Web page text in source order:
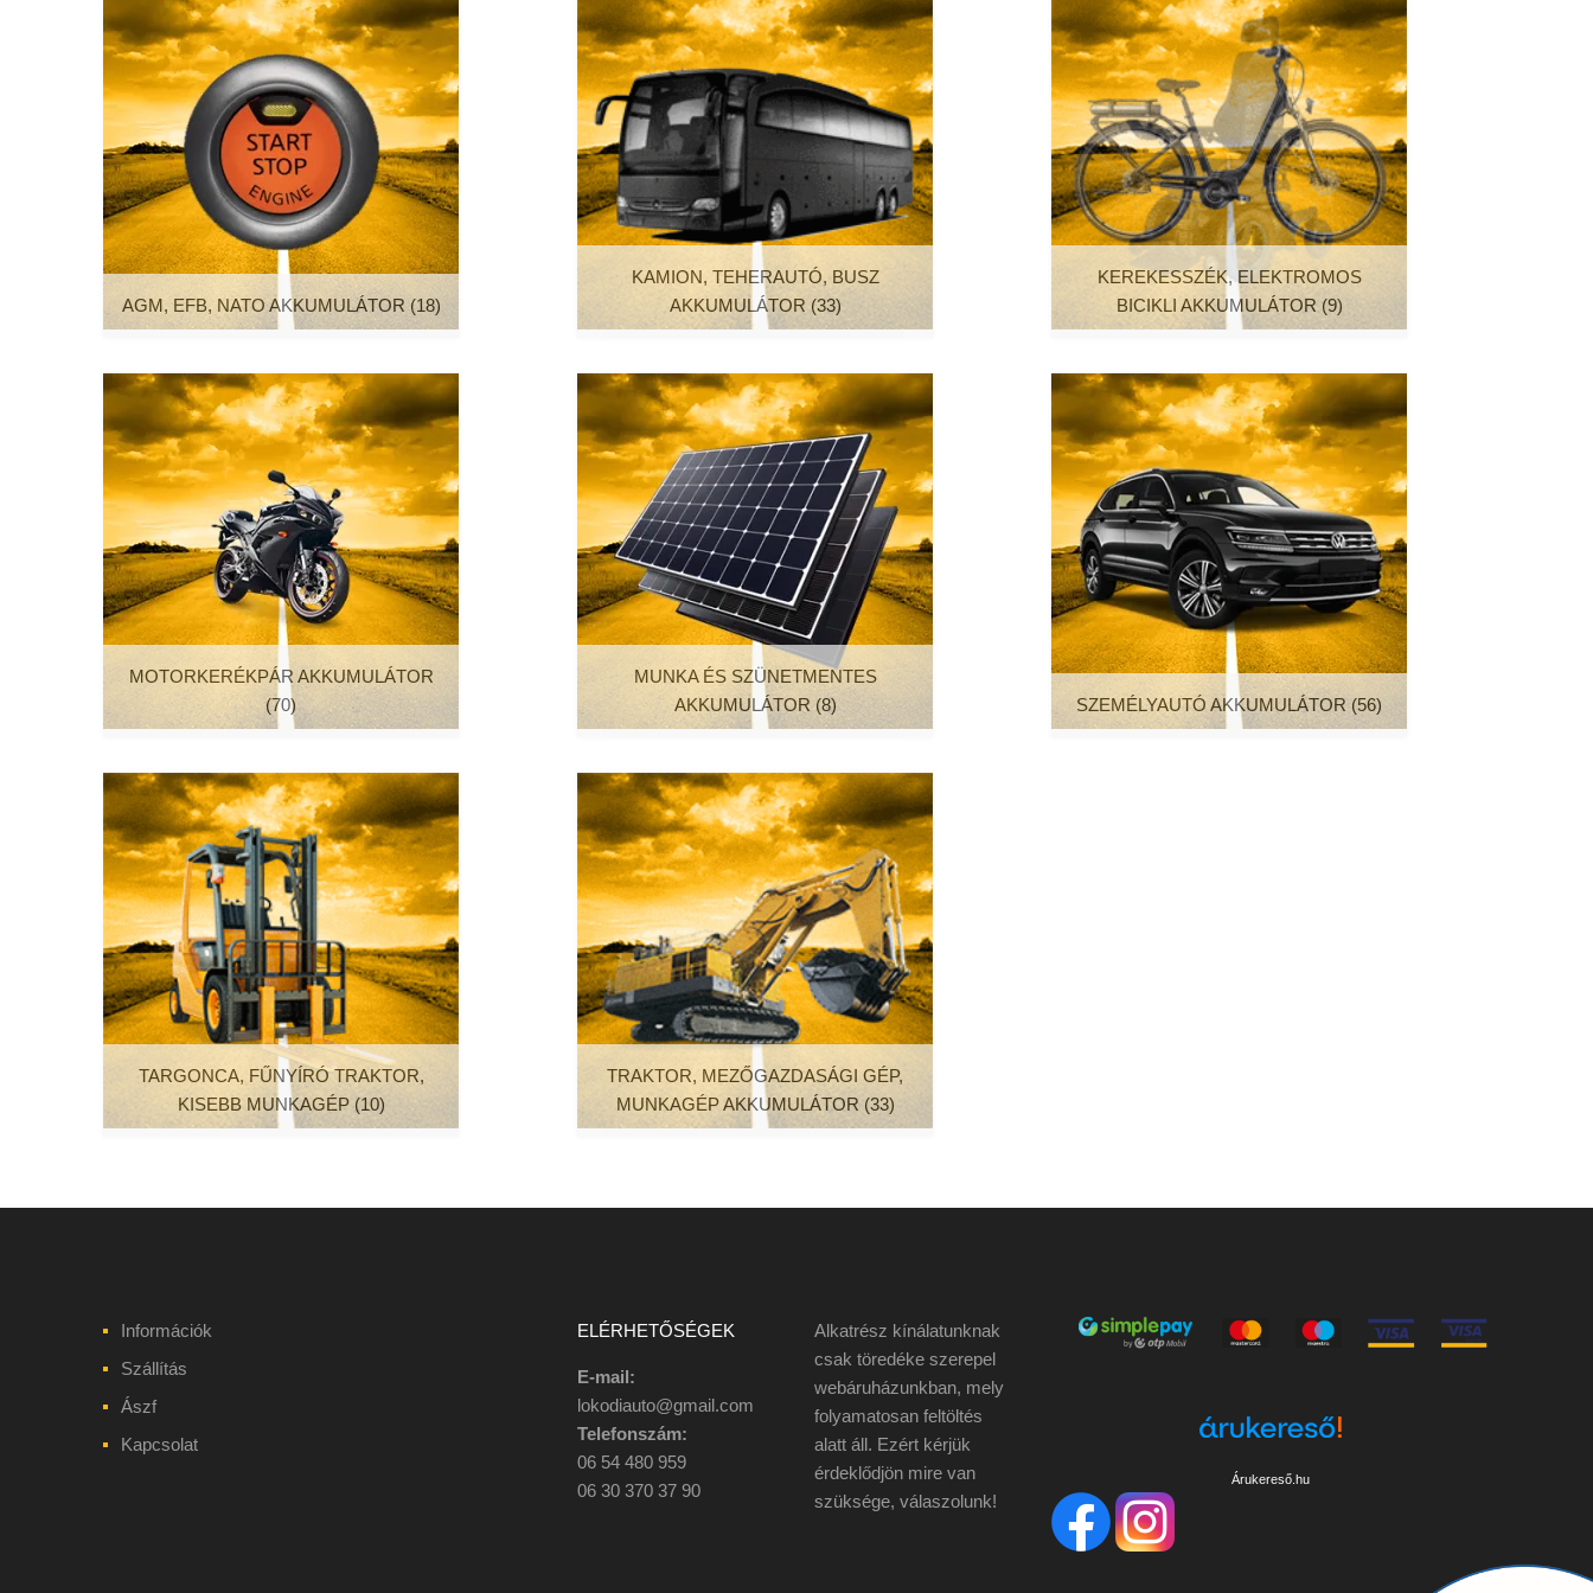
AGM, EFB, NATO AKKUMULÁTOR(18)
KAMION, TEHERAUTÓ, BUSZ
AKKUMULÁTOR(33)
KEREKESSZÉK, ELEKTROMOS
BICIKLI AKKUMULÁTOR (9)
MOTORKERÉKPÁR AKKUMULÁTOR
(70)
MUNKA ÉS SZÜNETMENTES
AKKUMULÁTOR (8) SZEMÉLYAUTÓ AKKUMULÁTOR (56)
TARGONCA, FŰNYÍRÓ TRAKTOR,
KISEBB MUNKAGÉP(10)
TRAKTOR, MEZŐGAZDASÁGI GÉP,
MUNKAGÉP AKKUMULÁTOR(33)
Információk
Szállítás
Ászf
Kapcsolat
ELÉRHETŐSÉGEK
E-mail:
lokodiauto@gmail.com
Telefonszám:
06 54 480 959
06 30 370 37 90
Alkatrész kínálatunknak
csak töredéke szerepel
webáruházunkban, mely
folyamatosan feltöltés
alatt áll. Ezért kérjük
érdeklődjön mire van
szüksége, válaszolunk!
Árukereső.hu